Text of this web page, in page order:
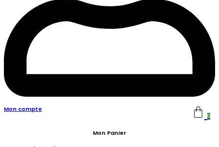
Mon compte
0
Mon Panier